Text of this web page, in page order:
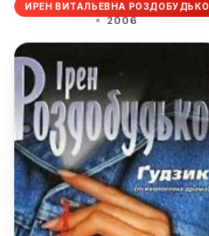
ИРЕН ВИТАЛЬЕВНА РОЗДОБУДЬКО
2006